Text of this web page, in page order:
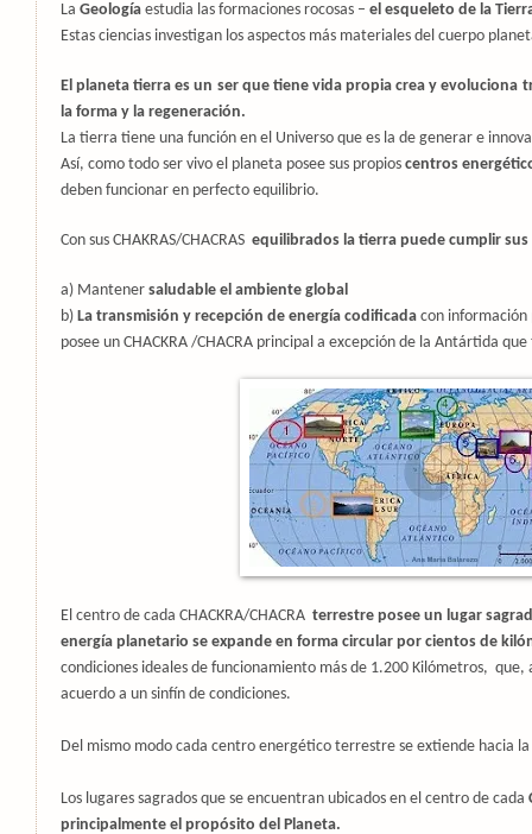
La Geología estudia las formaciones rocosas – el esqueleto de la
Estas ciencias investigan los aspectos más materiales del cuerpo
El planeta tierra es un ser que tiene vida propia crea y
la forma y la regeneración.
La tierra tiene una función en el Universo que es la de generar e
Así, como todo ser vivo el planeta posee sus propios centros
deben funcionar en perfecto equilibrio.
Con sus CHAKRAS/CHACRAS equilibrados la tierra puede cumplir
a) Mantener saludable el ambiente global
b) La transmisión y recepción de energía codificada con información
posee un CHACKRA /CHACRA principal a excepción de la Antártida
El centro de cada CHACKRA/CHACRA terrestre posee un lugar
energía planetario se expande en forma circular por cientos de
condiciones ideales de funcionamiento más de 1.200 Kilómetros, que,
acuerdo a un sinfín de condiciones.
Del mismo modo cada centro energético terrestre se extiende hacia la
Los lugares sagrados que se encuentran ubicados en el centro de cada
principalmente el propósito del Planeta.